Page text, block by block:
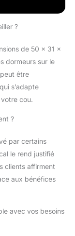
?
de 50 x 31 x
dormeurs sur le
être
s’adapte
cou.
?
par certains
le rend justifié
clients affirment
aux bénéfices
avec vos besoins